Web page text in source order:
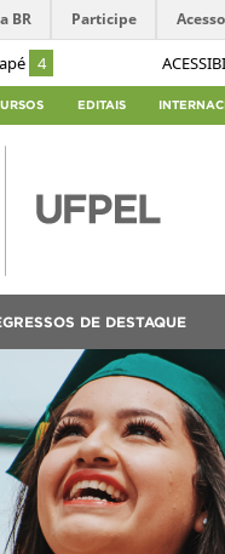
4
BR Participe
EDITAIS
DE DESTAQUE